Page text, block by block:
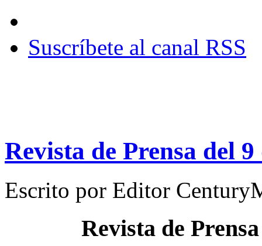
Suscríbete al canal RSS
Revista de Prensa del
Escrito por Editor
Revista de